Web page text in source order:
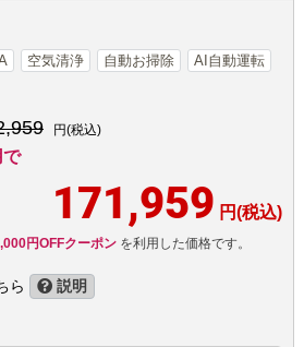
空気清浄 自動お掃除 AI自動運転
円(税込)
で
171,959 円(税込)
円OFFクーポンを利用した価格です。
ら 説明